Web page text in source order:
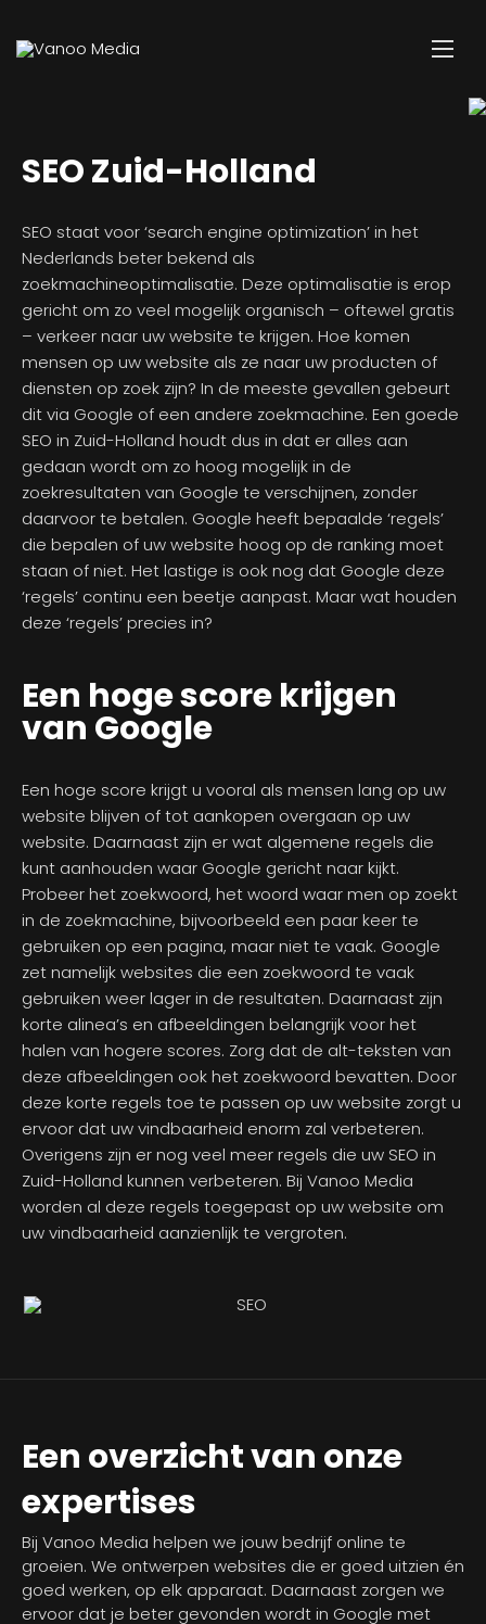
SEO Zuid-Holland
SEO staat voor ‘search engine optimization’ in het
Nederlands beter bekend als
zoekmachineoptimalisatie. Deze optimalisatie is erop
gericht om zo veel mogelijk organisch – oftewel gratis
– verkeer naar uw website te krijgen. Hoe komen
mensen op uw website als ze naar uw producten of
diensten op zoek zijn? In de meeste gevallen gebeurt
dit via Google of een andere zoekmachine. Een goede
SEO in Zuid-Holland houdt dus in dat er alles aan
gedaan wordt om zo hoog mogelijk in de
zoekresultaten van Google te verschijnen, zonder
daarvoor te betalen. Google heeft bepaalde ‘regels’
die bepalen of uw website hoog op de ranking moet
staan of niet. Het lastige is ook nog dat Google deze
‘regels’ continu een beetje aanpast. Maar wat houden
deze ‘regels’ precies in?
Een hoge score krijgen
van Google
Een hoge score krijgt u vooral als mensen lang op uw
website blijven of tot aankopen overgaan op uw
website. Daarnaast zijn er wat algemene regels die
kunt aanhouden waar Google gericht naar kijkt.
Probeer het zoekwoord, het woord waar men op zoekt
in de zoekmachine, bijvoorbeeld een paar keer te
gebruiken op een pagina, maar niet te vaak. Google
zet namelijk websites die een zoekwoord te vaak
gebruiken weer lager in de resultaten. Daarnaast zijn
korte alinea’s en afbeeldingen belangrijk voor het
halen van hogere scores. Zorg dat de alt-teksten van
deze afbeeldingen ook het zoekwoord bevatten. Door
deze korte regels toe te passen op uw website zorgt u
ervoor dat uw vindbaarheid enorm zal verbeteren.
Overigens zijn er nog veel meer regels die uw SEO in
Zuid-Holland kunnen verbeteren. Bij Vanoo Media
worden al deze regels toegepast op uw website om
uw vindbaarheid aanzienlijk te vergroten.
Een overzicht van onze
expertises
Bij Vanoo Media helpen we jouw bedrijf online te
groeien. We ontwerpen websites die er goed uitzien én
goed werken, op elk apparaat. Daarnaast zorgen we
ervoor dat je beter gevonden wordt in Google met